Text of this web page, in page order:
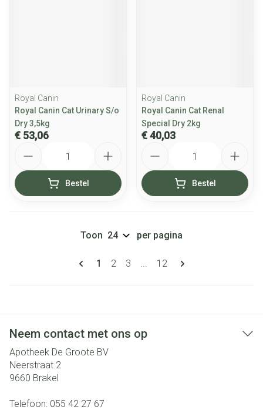
Royal Canin
Royal Canin Cat Urinary S/o
Dry 3,5kg
€ 53,06
Bestel
Royal Canin
Royal Canin Cat Renal
Special Dry 2kg
€ 40,03
Bestel
Pagina's
U lees momenteel pagina
1 Pagina
2 Pagina
3 ... Pagina
12
Toon per pagina
Neem contact met ons op
Apotheek De Groote BV
Neerstraat 2
9660 Brakel
Telefoon: 055 42 27 67